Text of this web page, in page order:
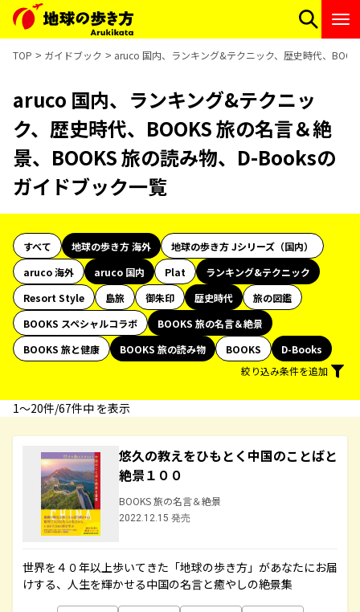
TOP ガイドブック aruco 国内、ランキング&テクニック、歴史時代、
aruco 国内、ランキング&テクニッ
ク、歴史時代、BOOKS 旅の名言＆絶
景、BOOKS 旅の読み物、D-Booksの
ガイドブック一覧
すべて 地球の歩き方 海外
地球の歩き方 Jシリーズ（国内）
aruco 海外
aruco 国内 Plat
ランキング&テクニック
Resort Style
島旅 御朱印 歴史時代
旅の図鑑
BOOKS スペシャルコラボ
BOOKS 旅の名言＆絶景
BOOKS 旅と健康
BOOKS 旅の読み物 BOOKS
D-Books
絞り込み条件を追加
1〜20件/67件中 を表示
悠久の教えをひもとく中国のことばと
絶景１００
BOOKS 旅の名言＆絶景
2022.12.15 発売
世界を４０年以上歩いてきた「地球の歩き方」があなたにお届
けする、人生を輝かせる中国の名言と癒やしの絶景集